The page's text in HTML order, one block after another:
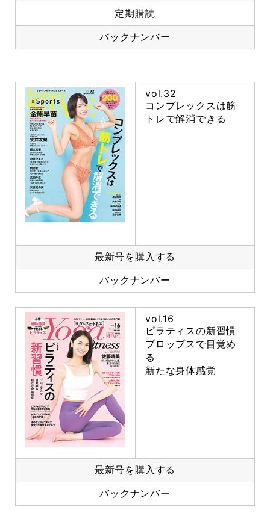
定期購読
バックナンバー
vol.32
コンプレックスは筋
トレで解消できる
最新号を購入する
バックナンバー
vol.16
ピラティスの新習慣
プロップスで目覚め
る
新たな身体感覚
最新号を購入する
バックナンバー